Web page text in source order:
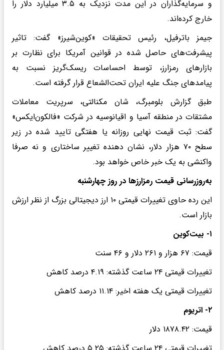
و سرمایه‌گذاران در این مدت نزدیک به ۳.۵ میلیارد دلار را
خارج کرده‌اند.
جیمز باترفیل، رئیس تحقیقات «کوین‌شیرز» گفت: تاثیر
پیشرفت‌های حاصل‌ شده در قوانین آمریکا برای نظارت بر
بازارهای رمزارز، توسط احساسات ریسک‌گریز نسبت به
پیامدهای جنگ علیه ایران تحت‌الشعاع قرار گرفته است.
طبق گزارش بلومبرگ، شان مکنالتی، سرپریت معاملات
مشتقات در منطقه آسیا و اقیانوسیه در شرکت «فالکون‌ایکس»
گفت: ثبت قیمت نهایی روزانه یا هفتگی تایید شده در زیر
سطح ۷۰ هزار دلار، نشان‌ دهنده تغییر ساختاری و نه صرفا
واکنشی به یک خبر خاص خواهد بود.
به‌روزرسانی قیمت رمزارزها در روز چهارشنبه
این رده حاوی تغییرات قیمتی ۱۰ ارز دیجیتالی بزرگ از نظر ارزش
بازار است.
۱- بیت‌کوین
قیمت: ۶۷ هزار و ۲۶۱ دلار و ۴۶ سنت
تغییرات قیمتی ۲۴ ساعت گذشته: ۴.۱۹ درصد کاهش
تغییرات قیمتی یک هفته اخیر: ۱۱.۱۴ درصد کاهش
۲- اتریوم
قیمت: ۱۸۷۸.۴۲ دلار